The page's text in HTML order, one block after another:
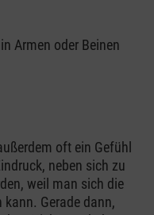
Armen oder Beinen
oft ein Gefühl
neben sich zu
weil man sich die
kann. Gerade dann,